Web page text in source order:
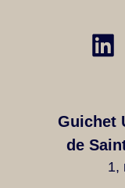
Guichet
de
1,